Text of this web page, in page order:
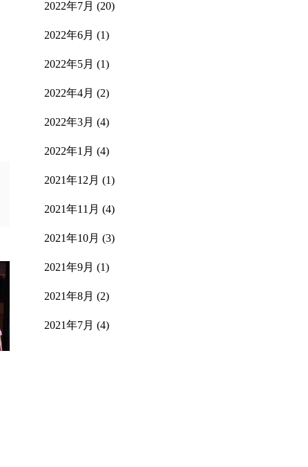
2022年7月 (20)
2022年6月 (1)
2022年5月 (1)
2022年4月 (2)
2022年3月 (4)
2022年1月 (4)
2021年12月 (1)
2021年11月 (4)
2021年10月 (3)
2021年9月 (1)
2021年8月 (2)
2021年7月 (4)